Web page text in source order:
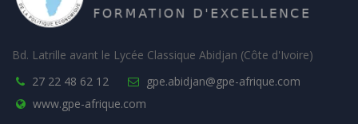
Bd. Latrille avant le Lycée Classique Abidjan (Côte d'Ivoire)
27 22 48 62 12
gpe.abidjan@gpe-afrique.com
www.gpe-afrique.com